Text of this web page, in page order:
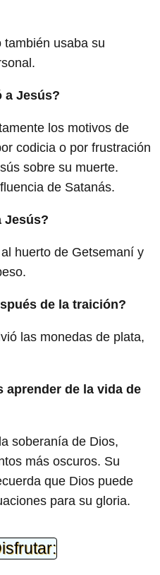
usaba su
a Jesús?
los motivos de
codicia o por frustración
sobre su muerte.
de Satanás.
Jesús?
huerto de Getsemaní y
de la traición?
las monedas de plata,
aprender de la vida de
soberanía de Dios,
más oscuros. Su
que Dios puede
para su gloria.